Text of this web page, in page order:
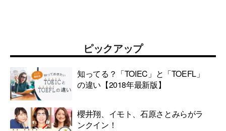
ピックアップ
知ってる？「TOIEC」と「TOEFL」
の違い【2018年最新版】
櫻井翔、イモト、石原さとみらがラ
ンクイン！